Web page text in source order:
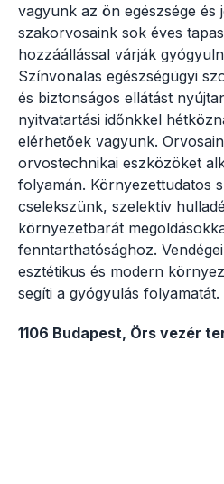
vagyunk az ön egészsége és
szakorvosaink sok éves
hozzáállással várják
Színvonalas egészségügyi
és biztonságos ellátást
nyitvatartási időnkkel
elérhetőek vagyunk.
orvostechnikai eszközöket
folyamán. Környezettudatos
cselekszünk, szelektív
környezetbarát
fenntarthatósághoz.
esztétikus és modern
segíti a gyógyulás folyamatát.
1106 Budapest, Örs vezér